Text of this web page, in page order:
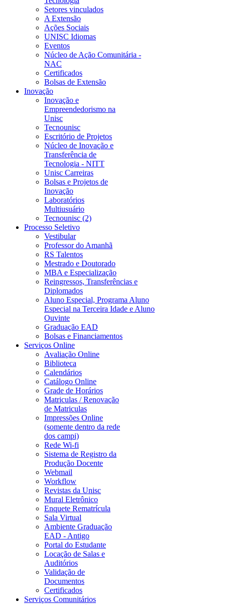
Setores vinculados
A Extensão
Ações Sociais
UNISC Idiomas
Eventos
Núcleo de Ação Comunitária -
NAC
Certificados
Bolsas de Extensão
Inovação
Inovação e
Empreendedorismo na
Unisc
Tecnounisc
Escritório de Projetos
Núcleo de Inovação e
Transferência de
Tecnologia - NITT
Unisc Carreiras
Bolsas e Projetos de
Inovação
Laboratórios
Multiusuário
Tecnounisc (2)
Processo Seletivo
Vestibular
Professor do Amanhã
RS Talentos
Mestrado e Doutorado
MBA e Especialização
Reingressos, Transferências e
Diplomados
Aluno Especial, Programa Aluno
Especial na Terceira Idade e Aluno
Ouvinte
Graduação EAD
Bolsas e Financiamentos
Serviços Online
Avaliação Online
Biblioteca
Calendários
Catálogo Online
Grade de Horários
Matriculas / Renovação
de Matriculas
Impressões Online
(somente dentro da rede
dos campi)
Rede Wi-fi
Sistema de Registro da
Produção Docente
Webmail
Workflow
Revistas da Unisc
Mural Eletrônico
Enquete Rematrícula
Sala Virtual
Ambiente Graduação
EAD - Antigo
Portal do Estudante
Locação de Salas e
Auditórios
Validação de
Documentos
Certificados
Serviços Comunitários